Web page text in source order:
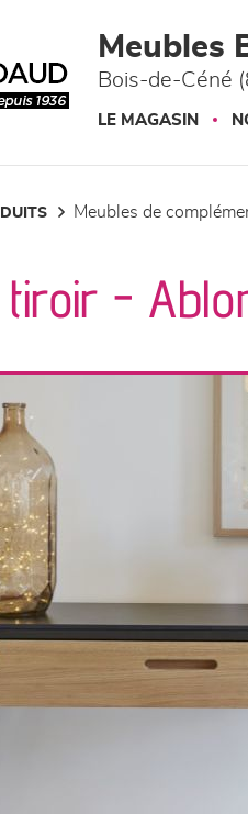
Meubles
Bois-de-Céné
LE MAGASIN
meubles de
tiroir -